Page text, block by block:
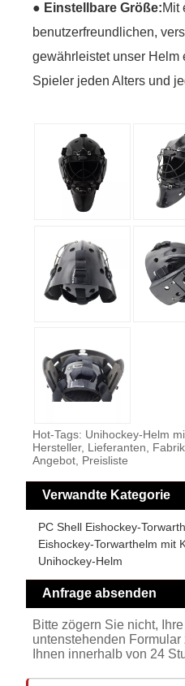
● Einstellbare Größe:Mit
benutzerfreundlichen,
gewährleistet unser Helm
Spieler jeden Alters und
Hot-Tags: Unihockey-Helm
Hersteller, Lieferanten,
Angebot, Preisliste
Verwandte Kategorie
PC Shell Eishockey-
Eishockey-Torwarthelm mit
Unihockey-Helm
Anfrage absenden
Bitte zögern Sie nicht,
untenstehenden
Ihnen innerhalb von 24